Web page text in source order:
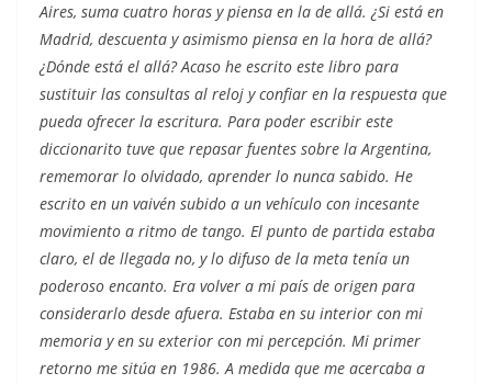
Aires, suma cuatro horas y piensa en la de allá. ¿Si está en
Madrid, descuenta y asimismo piensa en la hora de allá?
¿Dónde está el allá? Acaso he escrito este libro para
sustituir las consultas al reloj y confiar en la respuesta que
pueda ofrecer la escritura. Para poder escribir este
diccionarito tuve que repasar fuentes sobre la Argentina,
rememorar lo olvidado, aprender lo nunca sabido. He
escrito en un vaivén subido a un vehículo con incesante
movimiento a ritmo de tango. El punto de partida estaba
claro, el de llegada no, y lo difuso de la meta tenía un
poderoso encanto. Era volver a mi país de origen para
considerarlo desde afuera. Estaba en su interior con mi
memoria y en su exterior con mi percepción. Mi primer
retorno me sitúa en 1986. A medida que me acercaba a